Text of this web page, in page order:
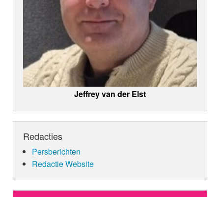
Jeffrey van der Elst
Redacties
Persberichten
Redactie Website